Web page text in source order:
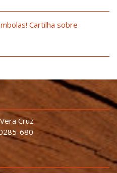
Cartilha sobre
Cruz
680